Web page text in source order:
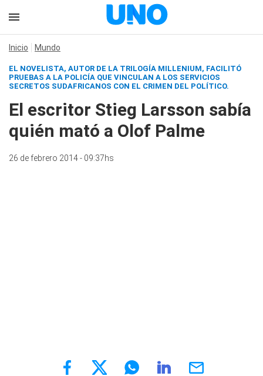
Inicio Mundo
EL NOVELISTA, AUTOR DE LA TRILOGÍA MILLENIUM, FACILITÓ
PRUEBAS A LA POLICÍA QUE VINCULAN A LOS SERVICIOS
SECRETOS SUDAFRICANOS CON EL CRIMEN DEL POLÍTICO.
El escritor Stieg Larsson sabía
quién mató a Olof Palme
26 de febrero 2014 - 09:37hs